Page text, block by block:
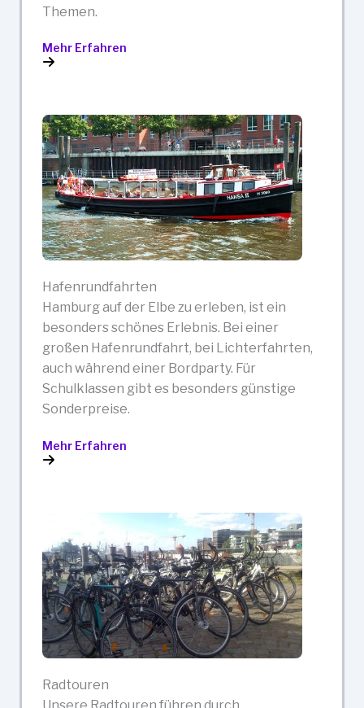
Themen.
Mehr Erfahren
Hafenrundfahrten
Hamburg auf der Elbe zu erleben, ist ein
besonders schönes Erlebnis. Bei einer
großen Hafenrundfahrt, bei Lichterfahrten,
auch während einer Bordparty. Für
Schulklassen gibt es besonders günstige
Sonderpreise.
Mehr Erfahren
Radtouren